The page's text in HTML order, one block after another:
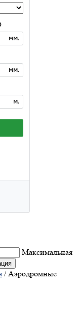
Максимальная
/ Аэродромные